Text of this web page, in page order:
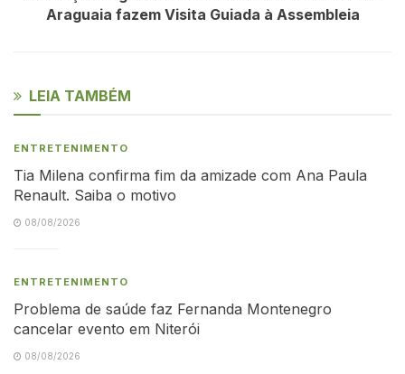
Araguaia fazem Visita Guiada à Assembleia
LEIA TAMBÉM
ENTRETENIMENTO
Tia Milena confirma fim da amizade com Ana Paula
Renault. Saiba o motivo
08/08/2026
ENTRETENIMENTO
Problema de saúde faz Fernanda Montenegro
cancelar evento em Niterói
08/08/2026